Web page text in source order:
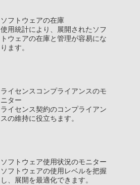
ソフトウェアの在庫
使用統計により、展開されたソフ
トウェアの在庫と管理が容易にな
ります。
ライセンスコンプライアンスのモ
ニター
ライセンス契約のコンプライアン
スの維持に役立ちます。
ソフトウェア使用状況のモニター
ソフトウェアの使用レベルを把握
し、展開を最適化できます。